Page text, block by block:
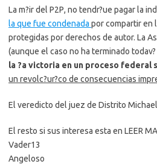
La m?ir del P2P, no tendr?ue pagar la
la que fue condenada por compartir en
protegidas por derechos de autor. La
(aunque el caso no ha terminado todav?
la ?a victoria en un proceso federal
un revolc?ur?co de consecuencias
El veredicto del juez de Distrito
El resto si sus interesa esta en LEER
Vader13
Angeloso